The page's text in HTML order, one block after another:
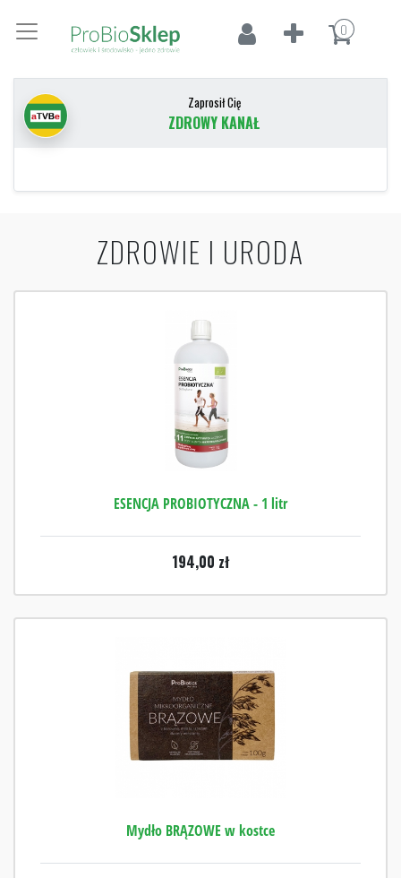
0
Zaprosił Cię
ZDROWY KANAŁ
ZDROWIE I URODA
ESENCJA PROBIOTYCZNA - 1 litr
194,00 zł
Mydło BRĄZOWE w kostce